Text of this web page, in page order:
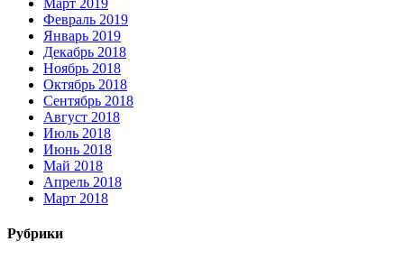
Март 2019
Февраль 2019
Январь 2019
Декабрь 2018
Ноябрь 2018
Октябрь 2018
Сентябрь 2018
Август 2018
Июль 2018
Июнь 2018
Май 2018
Апрель 2018
Март 2018
Рубрики